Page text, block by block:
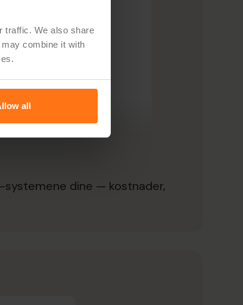
traffic. We also share
combine it with
all
systemene dine — kostnader,